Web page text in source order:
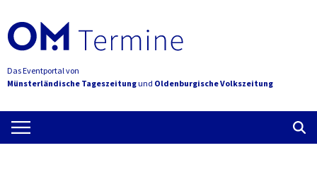
Das Eventportal von
Münsterländische Tageszeitungund Oldenburgische Volkszeitung